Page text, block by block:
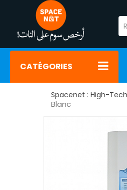
CATÉGORIES
Spacenet : High-
Blanc